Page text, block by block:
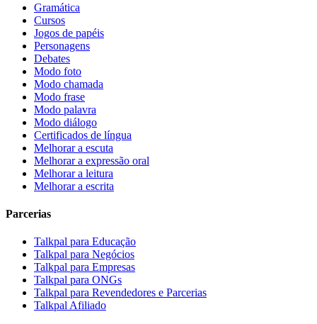
Gramática
Cursos
Jogos de papéis
Personagens
Debates
Modo foto
Modo chamada
Modo frase
Modo palavra
Modo diálogo
Certificados de língua
Melhorar a escuta
Melhorar a expressão oral
Melhorar a leitura
Melhorar a escrita
Parcerias
Talkpal para Educação
Talkpal para Negócios
Talkpal para Empresas
Talkpal para ONGs
Talkpal para Revendedores e Parcerias
Talkpal Afiliado